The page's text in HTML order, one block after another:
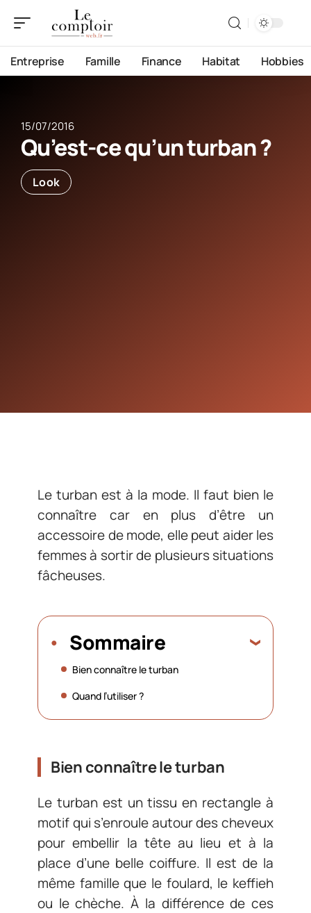
Entreprise Famille Finance Habitat Hobbies
15/07/2016
Qu’est-ce qu’un turban ?
Look
Le turban est à la mode. Il faut bien le
connaître car en plus d’être un
accessoire de mode, elle peut aider les
femmes à sortir de plusieurs situations
fâcheuses.
Sommaire
Bien connaître le turban
Quand l’utiliser ?
Bien connaître le turban
Le turban est un tissu en rectangle à
motif qui s’enroule autour des cheveux
pour embellir la tête au lieu et à la
place d’une belle coiffure. Il est de la
même famille que le foulard, le keffieh
ou le chèche. À la différence de ces